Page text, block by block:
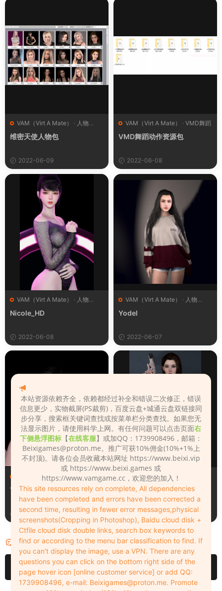
VAM（Virt A Mate） · 人物
（Looks）
维密天使人物包
2022-06-09
VAM（Virt A Mate） · VMD舞蹈
VMD舞蹈动作资源包
2022-06-08
VAM（Virt A Mate） · 人物
（Looks）
Nicole_HD
2022-06-08
VAM（Virt A Mate） · 人物
（Looks）
Yodel
2022-06-07
VAM（Virt A Mate）·人物
（Looks）
Ye-Eun.2
2022-06-07
VAM（Virt A Mate）
（Looks）
VivianShorthairtattooversi
onHD
2022-06-07
评论 0
请先登录
本站资源依赖齐全，依赖都经过补全和错误二次修正，错误
信息更少，实物截屏(PS裁剪)，百度云盘+城通云盘双链接同
步分享，搜索框关键词查找或按菜单栏分类查找。如果您无
法显示图片，请使用科学上网。有任何问题可以点击页面右
下侧悬浮图标 【在线客服】或加QQ：1739908496，邮箱：
Beixigames@proton.me。推广可获10%佣金(10%+1%上
不封顶)。请各位会员收藏本站网址 https://www.beixi.vip
或 https://www.beixi.games 或
https://www.vamgame.cc，欢迎您的加入！
This site resources rely on complete, All dependencies
have been completed and errors have been corrected a
second time, resulting in fewer error messages,physical
screenshots(Cropping in Photoshop), Baidu cloud disk +
Ctfile cloud disk double links, search box keywords to
find or according to the menu bar classification to find. If
you can't display the image, use a VPN. There are any
questions you can click on the bottom right side of the
page hover icon [online customer service] or add QQ:
1739908496, e-mail: Beixigames@proton.me. Promote